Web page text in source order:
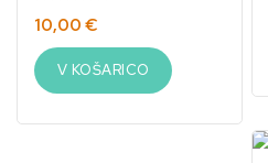
10,00 €
V KOŠARICO